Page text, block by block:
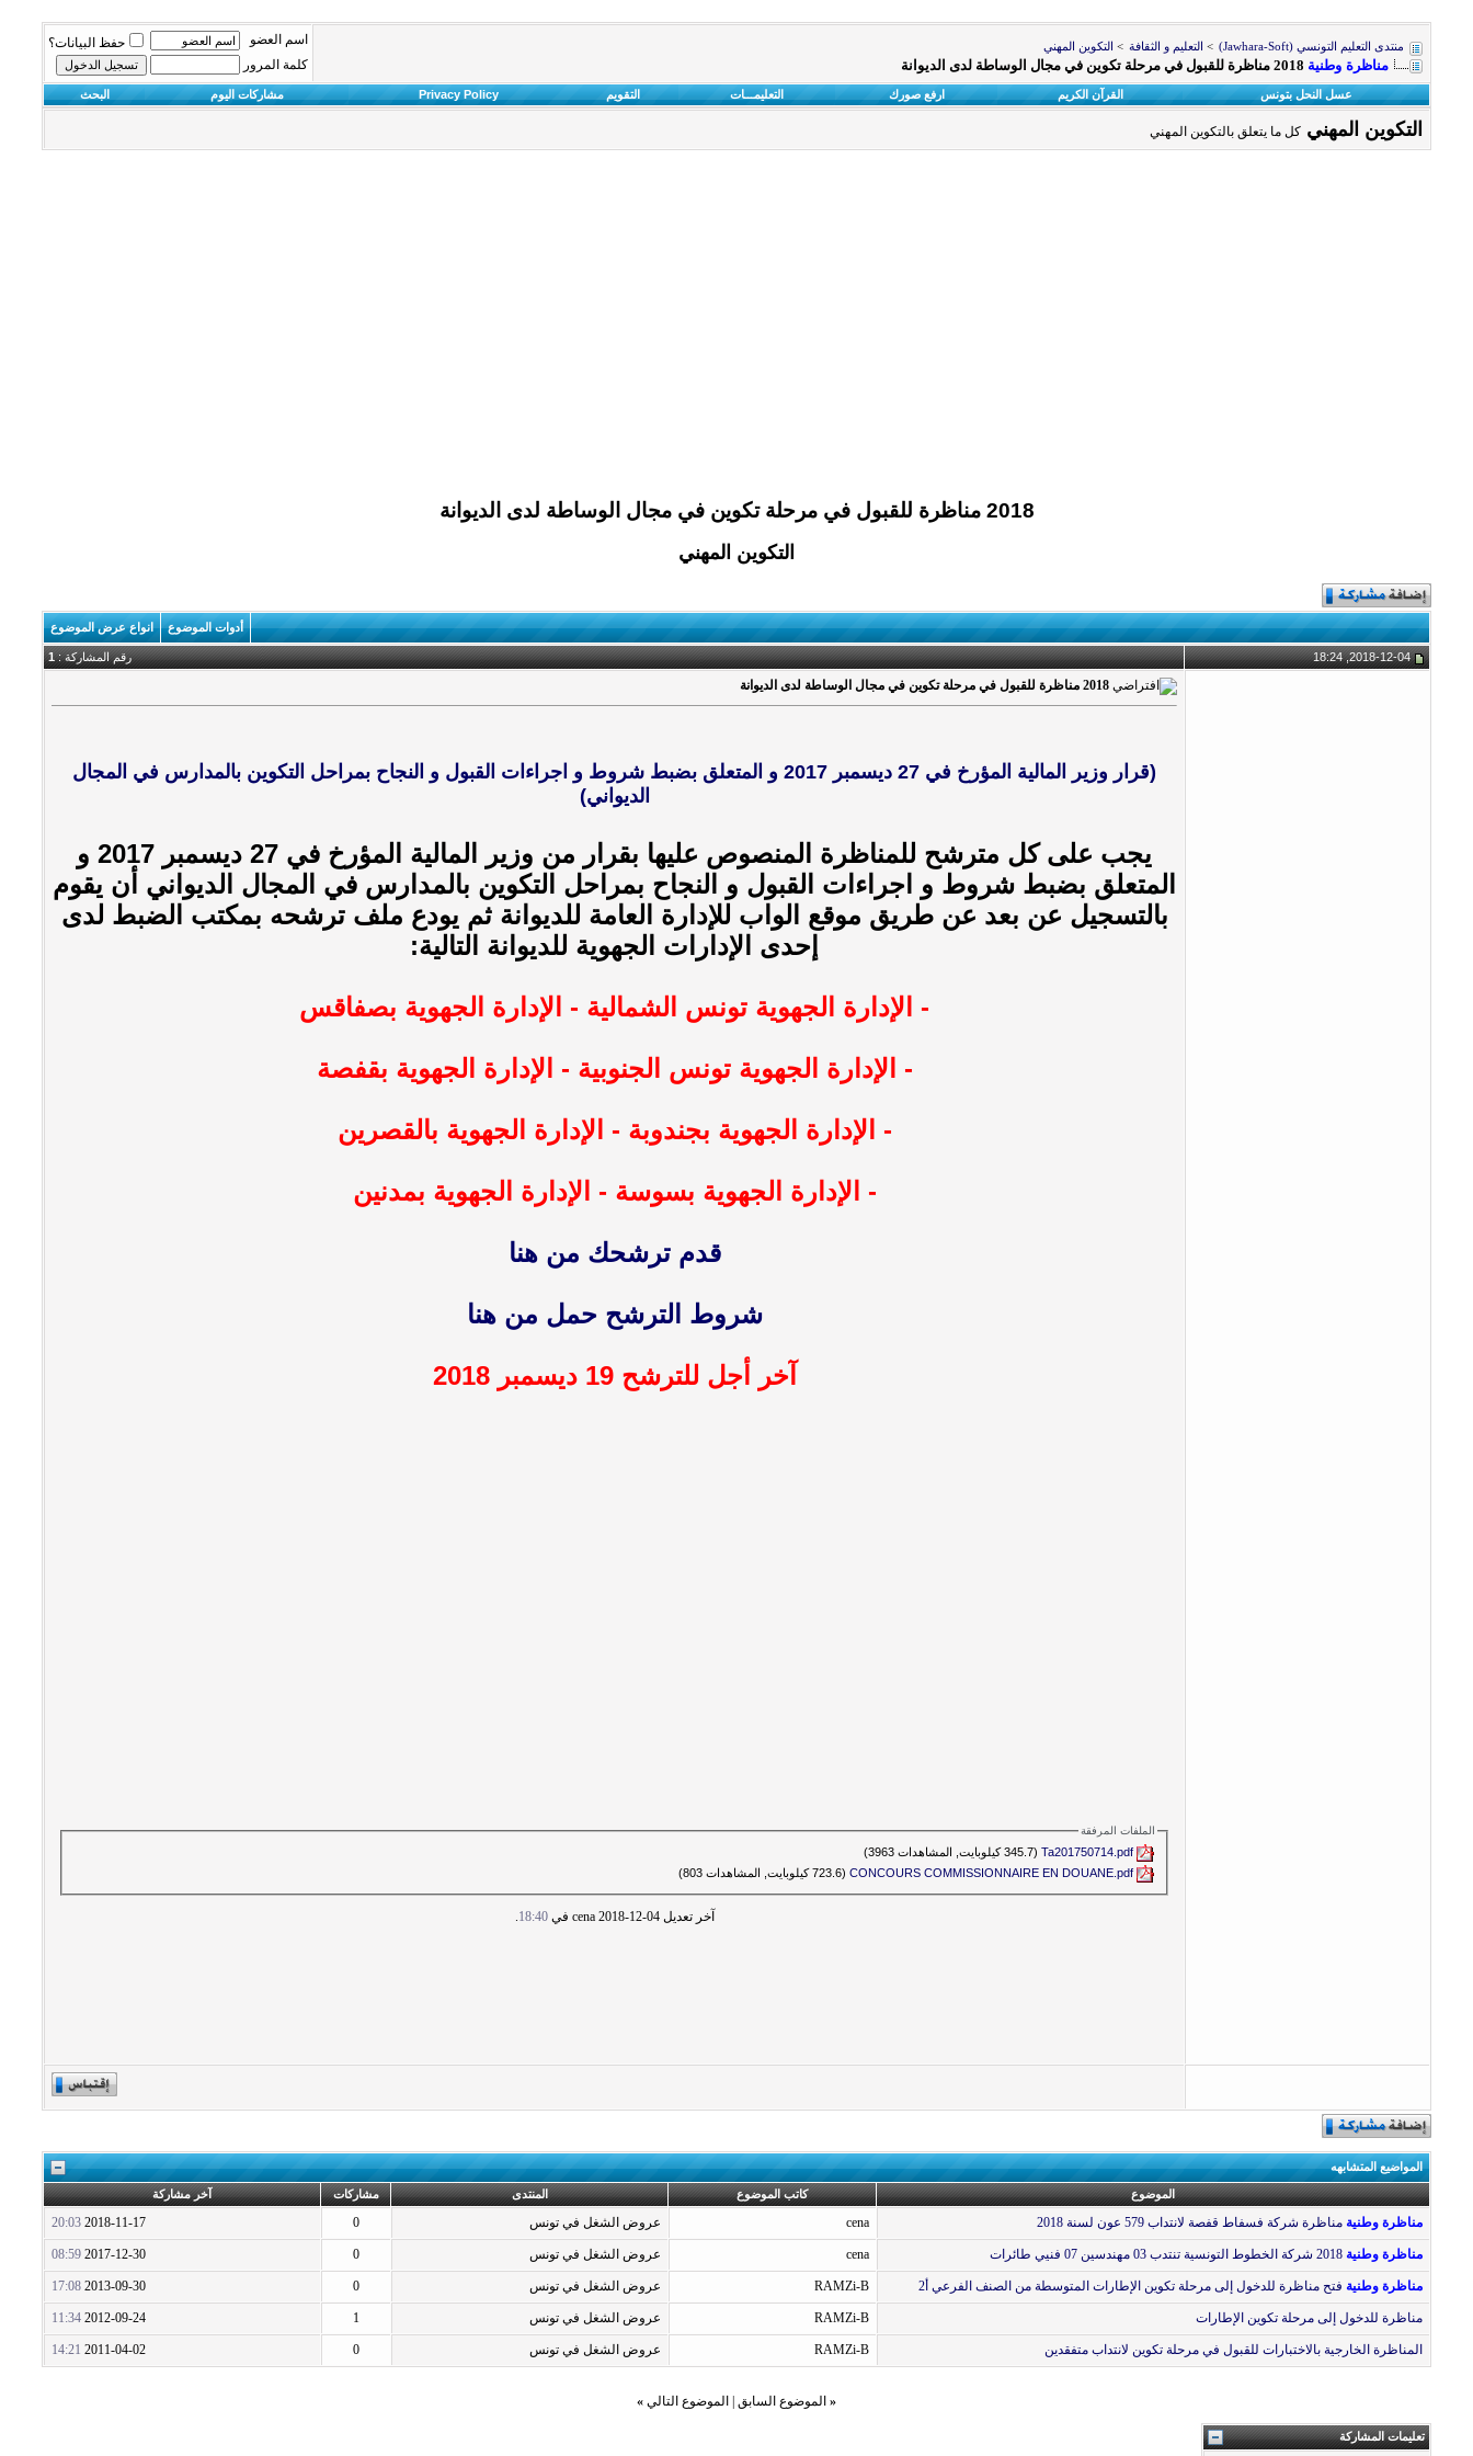
منتدى التعليم التونسي (Jawhara-Soft) > التعليم و الثقافة > التكوين المهني
مناظرة وطنية
اسم العضو
حفظ البيانات؟
كلمة المرور
عسل النحل بتونس القرآن الكريم ارفع صورك التعليمـــات التقويم Privacy Policy مشاركات اليوم البحث
التكوين المهني كل ما يتعلق بالتكوين المهني
2018 مناظرة للقبول في مرحلة تكوين في مجال الوساطة لدى الديوانة
التكوين المهني
أدوات الموضوع انواع عرض الموضوع
2018-12-04, 18:24 رقم المشاركة :1
2018 مناظرة للقبول في مرحلة تكوين في مجال الوساطة لدى الديوانة
(قرار وزير المالية المؤرخ في 27 ديسمبر 2017 و المتعلق بضبط شروط و اجراءات القبول و النجاح بمراحل التكوين بالمدارس في المجال
الديواني)
يجب على كل مترشح للمناظرة المنصوص عليها بقرار من وزير المالية المؤرخ في 27 ديسمبر 2017 و
المتعلق بضبط شروط و اجراءات القبول و النجاح بمراحل التكوين بالمدارس في المجال الديواني أن يقوم
بالتسجيل عن بعد عن طريق موقع الواب للإدارة العامة للديوانة ثم يودع ملف ترشحه بمكتب الضبط لدى
إحدى الإدارات الجهوية للديوانة التالية:
- الإدارة الجهوية تونس الشمالية - الإدارة الجهوية بصفاقس
- الإدارة الجهوية تونس الجنوبية - الإدارة الجهوية بقفصة
- الإدارة الجهوية بجندوبة - الإدارة الجهوية بالقصرين
- الإدارة الجهوية بسوسة - الإدارة الجهوية بمدنين
قدم ترشحك من هنا
شروط الترشح حمل من هنا
آخر أجل للترشح 19 ديسمبر 2018
الملفات المرفقة
Ta201750714.pdf‏ (345.7 كيلوبايت, المشاهدات 3963)
CONCOURS COMMISSIONNAIRE EN DOUANE.pdf‏ (723.6 كيلوبايت, المشاهدات 803)
آخر تعديل cena 2018-12-04 في 18:40
.
المواضيع المتشابهه
الموضوع كاتب الموضوع المنتدى مشاركات آخر مشاركة
مناظرة وطنية مناظرة شركة فسفاط قفصة لانتداب 579 عون لسنة 2018 cena عروض الشغل في تونس 0
2018-11-17
20:03
مناظرة وطنية 2018 شركة الخطوط التونسية تنتدب 03 مهندسين 07 فنيي طائرات cena عروض الشغل في تونس 0
2017-12-30
08:59
مناظرة وطنية فتح مناظرة للدخول إلى مرحلة تكوين الإطارات المتوسطة من الصنف الفرعي أ2 RAMZi-B عروض الشغل في تونس 0
2013-09-30
17:08
مناظرة للدخول إلى مرحلة تكوين الإطارات RAMZi-B عروض الشغل في تونس 1
2012-09-24
11:34
المناظرة الخارجية بالاختبارات للقبول في مرحلة تكوين لانتداب متفقدين RAMZi-B عروض الشغل في تونس 0
2011-04-02
14:21
« الموضوع السابق الموضوع التالي »
تعليمات المشاركة